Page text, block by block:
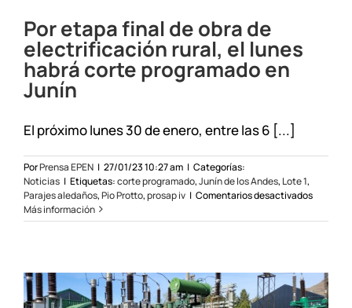
Por etapa final de obra de
electrificación rural, el lunes
habrá corte programado en
Junín
El próximo lunes 30 de enero, entre las 6 [...]
PorPrensa EPEN | 27/01/23 10:27 am | Categorías:
Noticias | Etiquetas:corte programado,Junín de los Andes, Lote 1,
Parajes aledaños,Pio Protto,prosap iv | Comentarios desactivadosen
etapa
de
Más información